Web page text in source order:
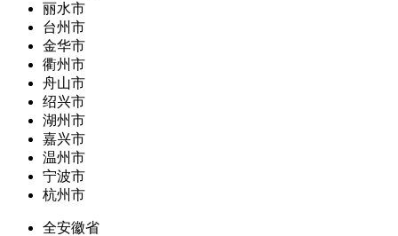
丽水市
台州市
金华市
衢州市
舟山市
绍兴市
湖州市
嘉兴市
温州市
宁波市
杭州市
全安徽省